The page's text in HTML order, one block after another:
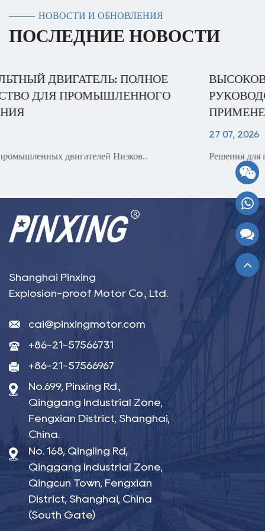
НОВОСТИ И ОБНОВЛЕНИЯ
ПОСЛЕДНИЕ НОВОСТИ
ВЫСОКОВОЛЬТНЫЙ ДВИГАТЕЛЬ: ПОЛНОЕ
РУКОВОДСТВО ПО ПРОМЫШЛЕННОМУ
ПРИМЕНЕНИЮ
Решения для промышленных двигателей Двигатель ...
Shanghai Pinxing
Explosion-proof Motor Co., Ltd.
cai@pinxingmotor.com
+86-21-57566731
+86-21-57566967
No.699, Pinxing Rd.,
Qinggang Industrial Zone,
Fengxian District, Shanghai,
China.
No. 168, Qingling Rd,
Qinggang Industrial Zone,
Qingcun Town, Fengxian
District, Shanghai, China
(South Gate)